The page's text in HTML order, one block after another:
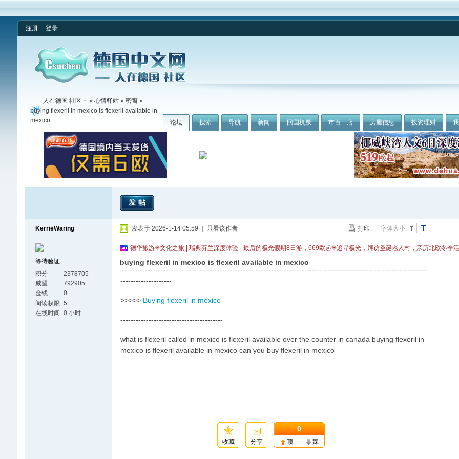
注册 登录
论坛 搜索 导航 新闻 回国机票 市百一店 房屋信息 投资理财
人在德国 社区 » 心情驿站» 密窗»
buying flexeril in mexico is flexeril available in
mexico
发帖
KerrieWaring
等待验证
积分
2378705
威望
792905
金钱
0
阅读权限 5
在线时间 0 小时
打印 字体大小:
发表于 2026-1-14 05:59 只看该作者
德华旅游✳文化之旅 | 瑞典芬兰深度体验 · 最后的极光假期8日游，669欧起✳追寻极光，拜访圣诞老人村，亲历北欧冬季
buying flexeril in mexico is flexeril available in mexico
--------------------
>>>>> Buying flexeril in mexico
----------------------------------------
what is flexeril called in mexico is flexeril available over the counter in canada buying flexeril in
mexico is flexeril available in mexico can you buy flexeril in mexico
收藏 分享
0
顶 踩